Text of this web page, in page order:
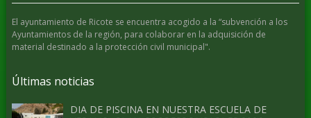
El ayuntamiento de Ricote se encuentra acogido a la “subvención a los
Ayuntamientos de la región, para colaborar en la adquisición de
material destinado a la protección civil municipal".
Últimas noticias
DIA DE PISCINA EN NUESTRA ESCUELA DE